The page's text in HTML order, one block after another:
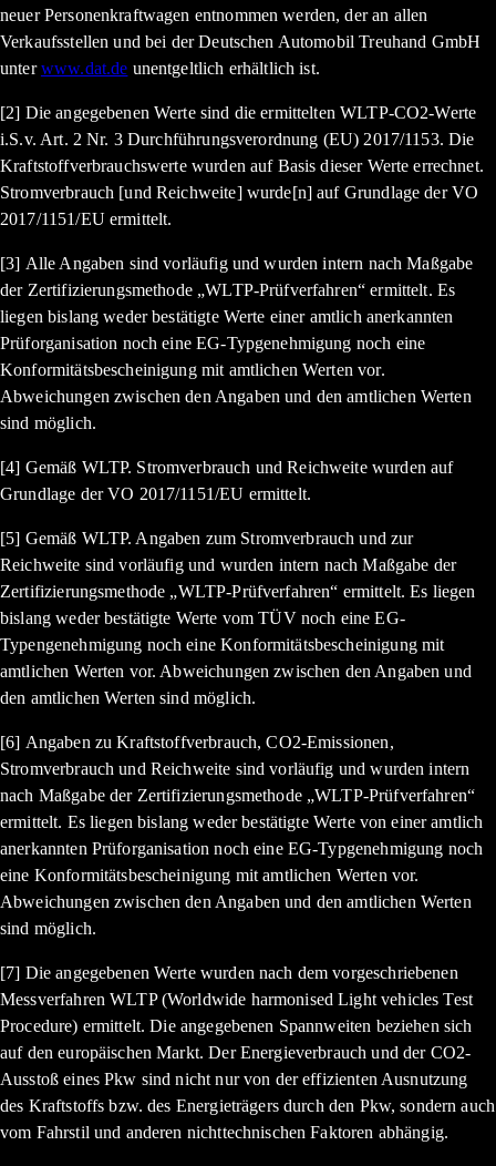
neuer Personenkraftwagen entnommen werden, der an allen
Verkaufsstellen und bei der Deutschen Automobil Treuhand GmbH
unterwww.dat.de unentgeltlich erhältlich ist.
[2] Die angegebenen Werte sind die ermittelten WLTP-CO2-Werte
i.S.v. Art. 2 Nr. 3 Durchführungsverordnung (EU) 2017/1153. Die
Kraftstoffverbrauchswerte wurden auf Basis dieser Werte errechnet.
Stromverbrauch [und Reichweite] wurde[n] auf Grundlage der VO
2017/1151/EU ermittelt.
[3] Alle Angaben sind vorläufig und wurden intern nach Maßgabe
der Zertifizierungsmethode „WLTP-Prüfverfahren“ ermittelt. Es
liegen bislang weder bestätigte Werte einer amtlich anerkannten
Prüforganisation noch eine EG-Typgenehmigung noch eine
Konformitätsbescheinigung mit amtlichen Werten vor.
Abweichungen zwischen den Angaben und den amtlichen Werten
sind möglich.
[4] Gemäß WLTP. Stromverbrauch und Reichweite wurden auf
Grundlage der VO 2017/1151/EU ermittelt.
[5] Gemäß WLTP. Angaben zum Stromverbrauch und zur
Reichweite sind vorläufig und wurden intern nach Maßgabe der
Zertifizierungsmethode „WLTP-Prüfverfahren“ ermittelt. Es liegen
bislang weder bestätigte Werte vom TÜV noch eine EG-
Typengenehmigung noch eine Konformitätsbescheinigung mit
amtlichen Werten vor. Abweichungen zwischen den Angaben und
den amtlichen Werten sind möglich.
[6] Angaben zu Kraftstoffverbrauch, CO2-Emissionen,
Stromverbrauch und Reichweite sind vorläufig und wurden intern
nach Maßgabe der Zertifizierungsmethode „WLTP-Prüfverfahren“
ermittelt. Es liegen bislang weder bestätigte Werte von einer amtlich
anerkannten Prüforganisation noch eine EG-Typgenehmigung noch
eine Konformitätsbescheinigung mit amtlichen Werten vor.
Abweichungen zwischen den Angaben und den amtlichen Werten
sind möglich.
[7] Die angegebenen Werte wurden nach dem vorgeschriebenen
Messverfahren WLTP (Worldwide harmonised Light vehicles Test
Procedure) ermittelt. Die angegebenen Spannweiten beziehen sich
auf den europäischen Markt. Der Energieverbrauch und der CO2-
Ausstoß eines Pkw sind nicht nur von der effizienten Ausnutzung
des Kraftstoffs bzw. des Energieträgers durch den Pkw, sondern auch
vom Fahrstil und anderen nichttechnischen Faktoren abhängig.